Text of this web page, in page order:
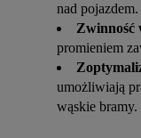
nad pojazdem.
Zwinność
promieniem
umożliwiają
wąskie bramy.